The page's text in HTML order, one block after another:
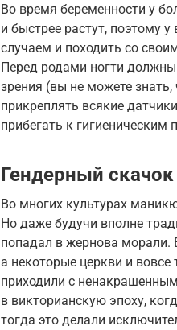
Во время беременности у
и быстрее растут, поэтому
случаем и походить со
Перед родами ногти
зрения (вы не можете
прикреплять всякие
прибегать к
Гендерный скачок
Во многих культурах
Но даже будучи вполне
попадал в жернова морали.
а некоторые церкви и
приходили с
в викторианскую эпоху,
тогда это делали